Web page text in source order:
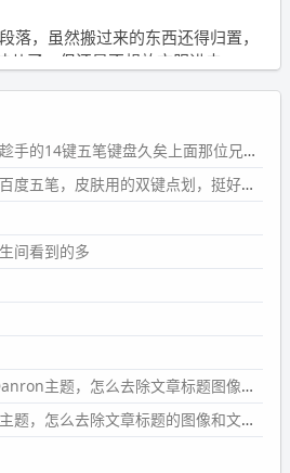
落，虽然搬过来的东西还得归置，
了，但还是不想放衣服进去。
总整理一次？？碎雨集_沉冰浮水_
tag/%E7%A2%8E%E9%9
操作卡住的时候没办法主动取消
推送或拉取，今天连提交都卡
我也是触宝以后苦于没有趁手的14键五笔键盘久矣上面那位兄台用的百度双键点划布局我也用过很久，那个皮肤做得很粗糙，个别键位的触发区域是错位的，快速打字时很容易出错，修改它的皮肤文件校正后勉强能用，但早年出的皮肤分辨率太低，实在谈不上美观。百度小米定制版的商店里有一个"小黑板"皮肤还不错(百度官方输入法商店里没有)，但那个风格我不喜欢这两天找到了一个叫"森林集"的公众号，开发了海量的皮肤，很多都有14键版本，付费但很便宜，几块钱，终于有自己满意的输入法了搜了一下，这个工作室还是百度的官方合作伙伴，不知道为什么14键作品都不在官方商店上架，难道是百度官方在刻意放弃14键？
我电脑小狼毫，安卓手机百度五笔，皮肤用的双键点划，挺好的。
间看到的多
你好，Z-Blog你这个mzDanron主题，怎么去除文章标题图像和文章摘要，仅显示标题，感谢回复！
你好，你mzDanron这个主题，怎么去除文章标题的图像和文章摘要！仅显示标题，感谢回复解决！